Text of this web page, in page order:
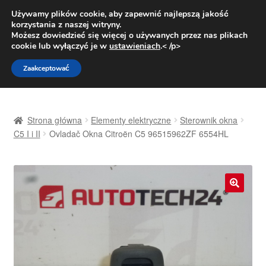
DOSTAWA od 31 zł
Pn.-pt. 9:00-16:00800 003 167
Przejdź
do
nawigacji
Przejdź
do
treści
Dostawa
Kontakt
Strona główna Elementy elektryczne
Sterownik okna
C5 I i II
Ovladač Okna Citroën C5 96515962ZF 6554HL
Używamy plików cookie, aby zapewnić najlepszą jakość
korzystania z naszej witryny.
Możesz dowiedzieć się więcej o używanych przez nas plikach
cookie lub wyłączyć je w ustawieniach.< /p>
Zaakceptować